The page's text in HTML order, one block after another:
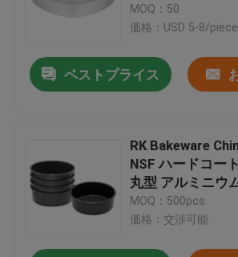
ム
MOQ：50
価格：USD 5-8/
ベストプライス
RK Bakeware
NSF ハードコー
丸型 アルミニウ
パン シフォンケ
MOQ：500pcs
価格：交渉可能